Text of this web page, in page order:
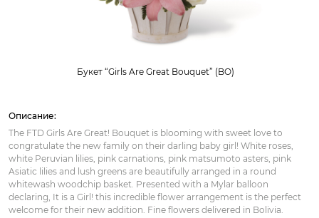
Букет “Girls Are Great Bouquet” (BO)
Описание:
The FTD Girls Are Great! Bouquet is blooming with sweet love to
congratulate the new family on their darling baby girl! White roses,
white Peruvian lilies, pink carnations, pink matsumoto asters, pink
Asiatic lilies and lush greens are beautifully arranged in a round
whitewash woodchip basket. Presented with a Mylar balloon
declaring, It is a Girl! this incredible flower arrangement is the perfect
welcome for their new addition. Fine flowers delivered in Bolivia.